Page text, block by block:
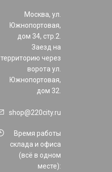
Москва, ул.
Южнопортовая,
дом 34, стр.2.
Заезд на
территорию через
ворота ул.
Южнопортовая,
дом 32.
shop@220city.ru
Время работы
склада и офиса
(всё в одном
месте):